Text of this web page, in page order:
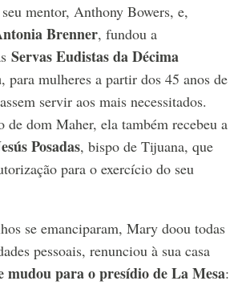
mentor, Anthony Bowers, e,
Brenner, fundou a
Servas Eudistas da Décima
, para mulheres a partir dos 45 anos de
servir aos mais necessitados.
de dom Maher, ela também recebeu a
Posadas, bispo de Tijuana, que
para o exercício do seu
se emanciparam, Mary doou todas
pessoais, renunciou à sua casa
mudou para o presídio de La Mesa: